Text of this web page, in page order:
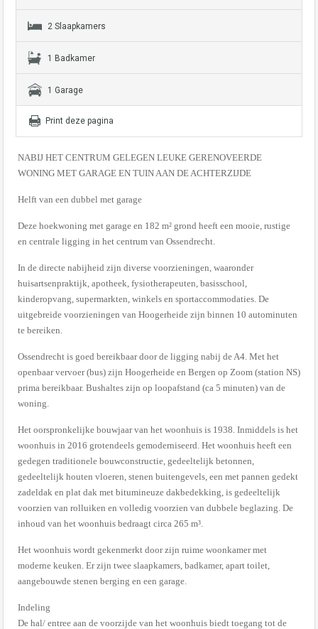
2 Slaapkamers
1 Badkamer
1 Garage
Print deze pagina
NABIJ HET CENTRUM GELEGEN LEUKE GERENOVEERDE
WONING MET GARAGE EN TUIN AAN DE ACHTERZIJDE
Helft van een dubbel met garage
Deze hoekwoning met garage en 182 m² grond heeft een mooie, rustige
en centrale ligging in het centrum van Ossendrecht.
In de directe nabijheid zijn diverse voorzieningen, waaronder
huisartsenpraktijk, apotheek, fysiotherapeuten, basisschool,
kinderopvang, supermarkten, winkels en sportaccommodaties. De
uitgebreide voorzieningen van Hoogerheide zijn binnen 10 autominuten
te bereiken.
Ossendrecht is goed bereikbaar door de ligging nabij de A4. Met het
openbaar vervoer (bus) zijn Hoogerheide en Bergen op Zoom (station NS)
prima bereikbaar. Bushaltes zijn op loopafstand (ca 5 minuten) van de
woning.
Het oorspronkelijke bouwjaar van het woonhuis is 1938. Inmiddels is het
woonhuis in 2016 grotendeels gemoderniseerd. Het woonhuis heeft een
gedegen traditionele bouwconstructie, gedeeltelijk betonnen,
gedeeltelijk houten vloeren, stenen buitengevels, een met pannen gedekt
zadeldak en plat dak met bitumineuze dakbedekking, is gedeeltelijk
voorzien van rolluiken en volledig voorzien van dubbele beglazing. De
inhoud van het woonhuis bedraagt circa 265 m³.
Het woonhuis wordt gekenmerkt door zijn ruime woonkamer met
moderne keuken. Er zijn twee slaapkamers, badkamer, apart toilet,
aangebouwde stenen berging en een garage.
Indeling
De hal/ entree aan de voorzijde van het woonhuis biedt toegang tot de